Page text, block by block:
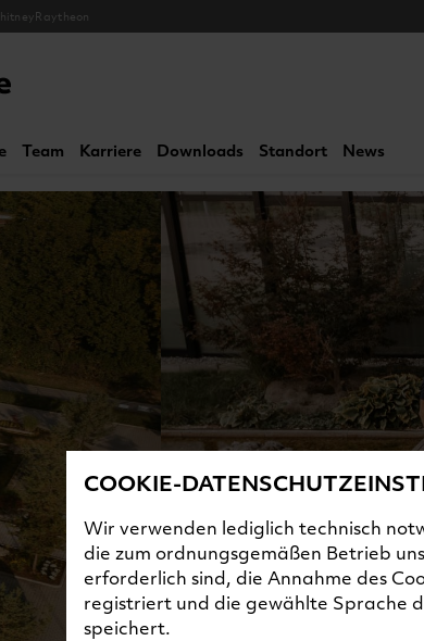
Team Karriere Downloads Standort News
Raytheon
COOKIE-
Wir verwenden lediglich technisch
die zum ordnungsgemäßen Betrieb
erforderlich sind, die Annahme des
registriert und die gewählte Sprache
speichert.